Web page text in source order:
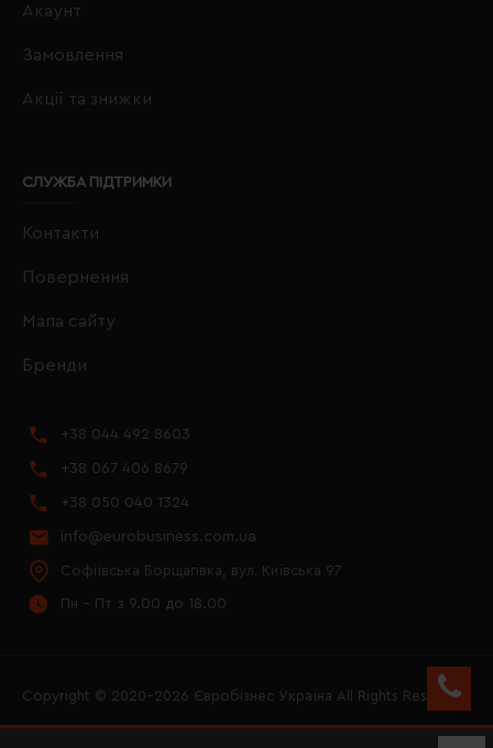
Акаунт
Замовлення
Акції та знижки
СЛУЖБА ПІДТРИМКИ
Контакти
Повернення
Мапа сайту
Бренди
+38 044 492 8603
+38 067 406 8679
+38 050 040 1324
info@eurobusiness.com.ua
Софіївська Борщагівка, вул. Київська 97
Пн - Пт з 9.00 до 18.00
Copyright © 2020–2026 Євробізнес Україна All Rights Reserved